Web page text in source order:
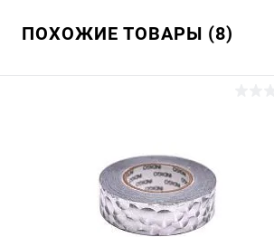
ПОХОЖИЕ ТОВАРЫ (8)